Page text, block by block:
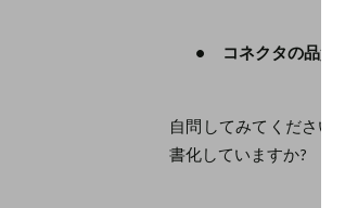
● コネクタの品質:
自問してみてください
書化していますか?